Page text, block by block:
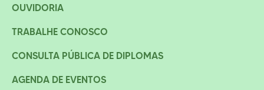
OUVIDORIA
TRABALHE CONOSCO
CONSULTA PÚBLICA DE DIPLOMAS
AGENDA DE EVENTOS